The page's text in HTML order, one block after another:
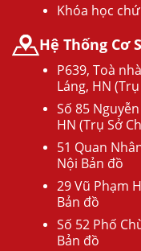
Khóa học
Hệ Thống Cơ
P639, Toà
Láng, HN
Số 85
HN (Trụ Sở
51 Quan
Nội Bản đồ
29 Vũ Phạm
Bản đồ
Số 52 Phố
Bản đồ